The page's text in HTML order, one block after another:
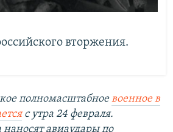
вторжения.
полномасштабноевоенноев
с утра 24 февраля.
наносят авиаудары по